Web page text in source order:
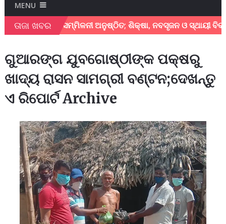
MENU
ତାଜା ଖବରସମ୍ମିଳନୀ ଅନୁଷ୍ଠିତ; ଶିକ୍ଷା, ନବସୃଜନ ଓ ସ୍ଥାୟୀ
ଗୁଆରଙ୍ଗ ଯୁବଗୋଷ୍ଠୀଙ୍କ ପକ୍ଷରୁ
ଖାଦ୍ୟ ରାସନ ସାମଗ୍ରୀ ବଣ୍ଟନ;ଦେଖନ୍ତୁ
ଏ ରିପୋର୍ଟ Archive